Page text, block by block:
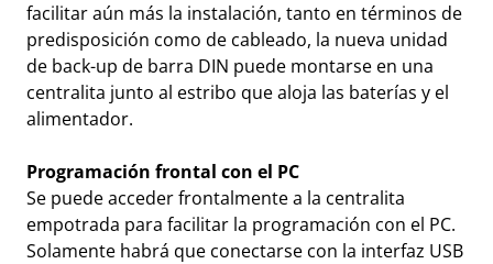
facilitar aún más la instalación, tanto en términos de
predisposición como de cableado, la nueva unidad
de back-up de barra DIN puede montarse en una
centralita junto al estribo que aloja las baterías y el
alimentador.
Programación frontal con el PC
Se puede acceder frontalmente a la centralita
empotrada para facilitar la programación con el PC.
Solamente habrá que conectarse con la interfaz USB